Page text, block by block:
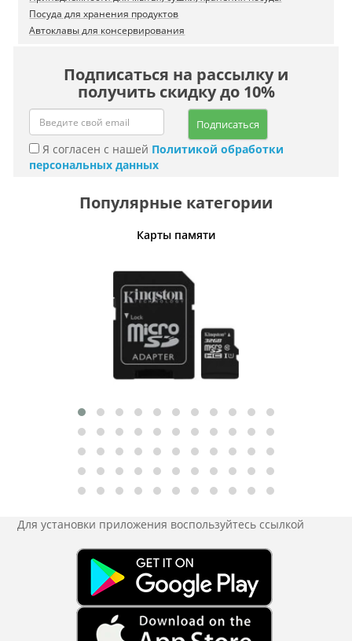
Посуда для хранения продуктов
Автоклавы для консервирования
Подписаться на рассылку и
получить скидку до 10%
Подписаться
Я согласен с нашей Политикой обработки
персональных данных
Популярные категории
Карты памяти
Для установки приложения воспользуйтесь ссылкой